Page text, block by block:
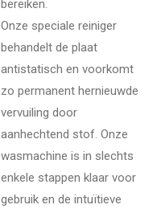
bereiken.
Onze speciale reiniger
behandelt de plaat
antistatisch en voorkomt
zo permanent hernieuwde
vervuiling door
aanhechtend stof. Onze
wasmachine is in slechts
enkele stappen klaar voor
gebruik en de intuïtieve